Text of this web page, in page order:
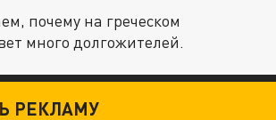
почему на греческом
много долгожителей.
РЕКЛАМУ